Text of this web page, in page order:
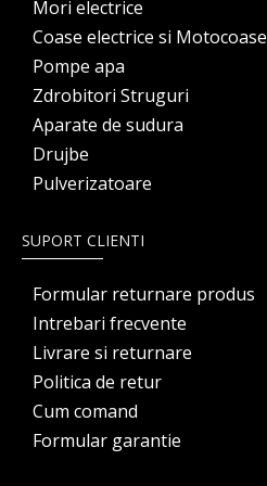
Mori electrice
Coase electrice si Motocoase
Pompe apa
Zdrobitori Struguri
Aparate de sudura
Drujbe
Pulverizatoare
SUPORT CLIENTI
Formular returnare produs
Intrebari frecvente
Livrare si returnare
Politica de retur
Cum comand
Formular garantie